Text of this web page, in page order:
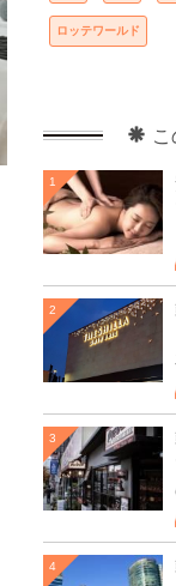
ロッテワールド
1
2
3
4